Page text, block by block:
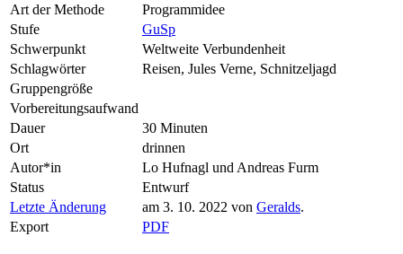
Art der Methode
Programmidee
Stufe
GuSp
Schwerpunkt
Weltweite Verbundenheit
Schlagwörter
Reisen, Jules Verne, Schnitzeljagd
Gruppengröße
Vorbereitungsaufwand
Dauer
30 Minuten
Ort
drinnen
Autor*in
Lo Hufnagl und Andreas Furm
Status
Entwurf
Letzte Änderung
am 3. 10. 2022 von Geralds.
Export
PDF